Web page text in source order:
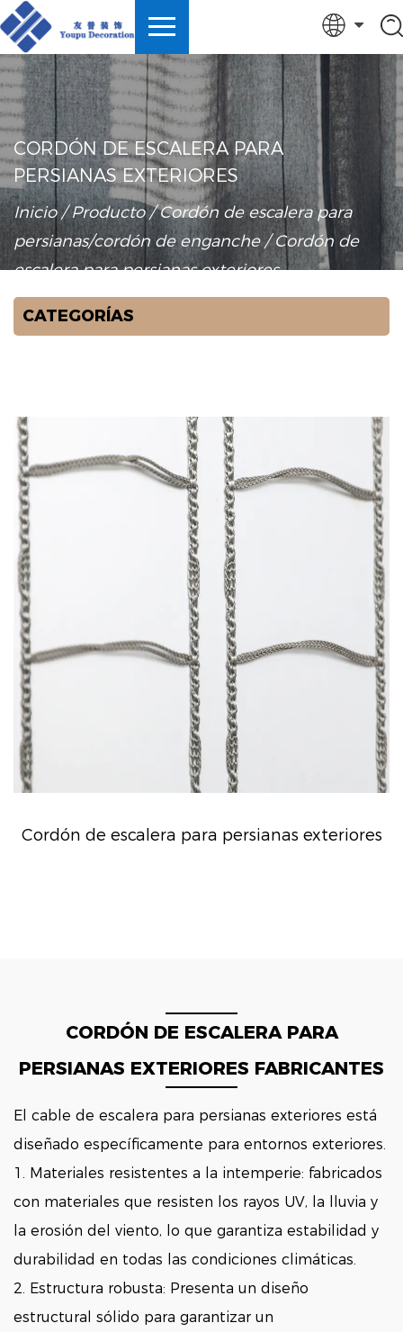
English
中文简体
Español
Türk
CORDÓN DE ESCALERA PARA
PERSIANAS EXTERIORES
Inicio/Producto/Cordón de escalera para
persianas/cordón de enganche/Cordón de
escalera para persianas exteriores
CATEGORÍAS
Cordón de escalera para persianas exteriores
CORDÓN DE ESCALERA PARA
PERSIANAS EXTERIORES FABRICANTES
El cable de escalera para persianas exteriores está
diseñado específicamente para entornos exteriores.
1. Materiales resistentes a la intemperie: fabricados
con materiales que resisten los rayos UV, la lluvia y
la erosión del viento, lo que garantiza estabilidad y
durabilidad en todas las condiciones climáticas.
2. Estructura robusta: Presenta un diseño
estructural sólido para garantizar un